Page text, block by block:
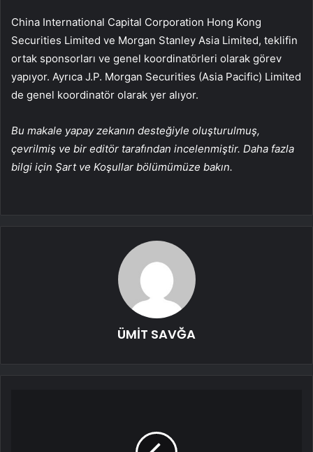
China International Capital Corporation Hong Kong
Securities Limited ve Morgan Stanley Asia Limited, teklifin
ortak sponsorları ve genel koordinatörleri olarak görev
yapıyor. Ayrıca J.P. Morgan Securities (Asia Pacific) Limited
de genel koordinatör olarak yer alıyor.
Bu makale yapay zekanın desteğiyle oluşturulmuş,
çevrilmiş ve bir editör tarafından incelenmiştir. Daha fazla
bilgi için Şart ve Koşullar bölümümüze bakın.
ÜMİT SAVĞA